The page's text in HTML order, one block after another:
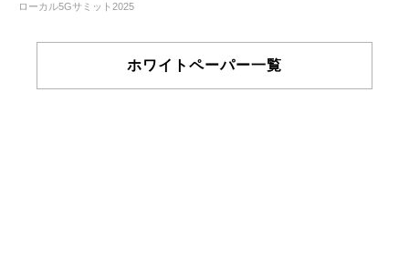
ローカル5Gサミット2025
ホワイトペーパー一覧